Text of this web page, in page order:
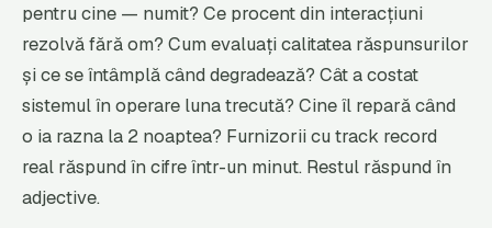
pentru cine — numit? Ce procent din interacțiuni
rezolvă fără om? Cum evaluați calitatea răspunsurilor
și ce se întâmplă când degradează? Cât a costat
sistemul în operare luna trecută? Cine îl repară când
o ia razna la 2 noaptea? Furnizorii cu track record
real răspund în cifre într-un minut. Restul răspund în
adjective.